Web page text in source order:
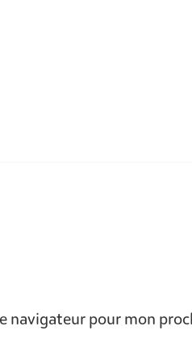
navigateur pour mon